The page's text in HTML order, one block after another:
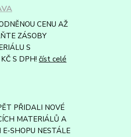
CENU AŽ
ZÁSOBY
S
S DPH! číst celé
PŘIDALI NOVÉ
MATERIÁLŮ A
SHOPU NESTÁLE